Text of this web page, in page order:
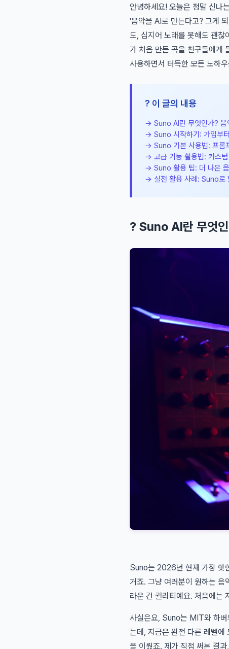
안녕하세요! 오늘은 정말 신나
'음악을 AI로 만든다고? 그게
도, 심지어 노래를 못해도 괜
가 처음 만든 곡을 친구들에게
사용하면서 터득한 모든 노하
? 이 글의 내용
→ Suno AI란 무엇인가? 음
→ Suno 시작하기: 가입부
→ Suno 기본 사용법: 프롬
→ 고급 기능 활용법: 커스
→ Suno 활용 팁: 더 나은
→ 실전 활용 사례: Suno로
? Suno AI란 무엇
Suno는 2026년 현재 가장 핫
거죠. 그냥 여러분이 원하는 음
라운 건 퀄리티예요. 처음에는
사실은요, Suno는 MIT와 하버
는데, 지금은 완전 다른 레벨
을 이뤘죠. 제가 직접 써본 결